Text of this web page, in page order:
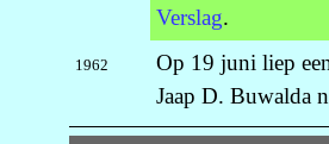
Verslag.
1962
Op 19 juni liep
Jaap D. Buwalda